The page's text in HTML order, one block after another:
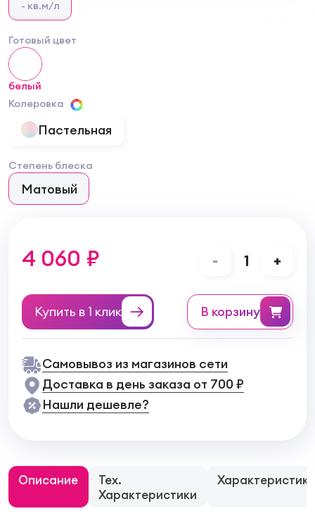
- кв.м/л
Готовый цвет
белый
Колеровка
Пастельная
Степень блеска
Матовый
4 060 ₽ - 1 +
Купить в 1 клик в корзину
Самовывоз из магазинов сети
Доставка в день заказа от 700 ₽
Нашли дешевле?
Описание
Тех.
Характеристики
Характеристики